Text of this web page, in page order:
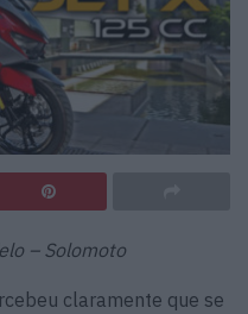
– Solomoto
claramente que se